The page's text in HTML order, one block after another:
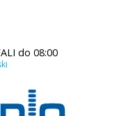
do 08:00